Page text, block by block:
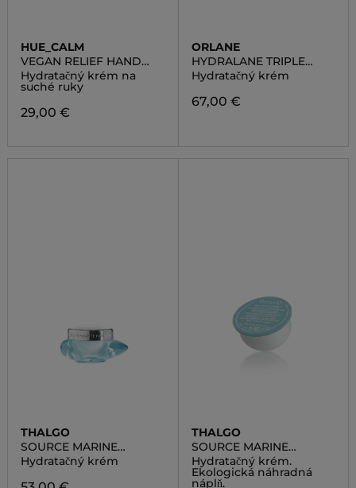
HUE_CALM
VEGAN RELIEF HAND
CREAM
Hydratačný krém na
suché ruky
29,00 €
ORLANE
HYDRALANE TRIPLE
ACTION
Hydratačný krém
67,00 €
THALGO
SOURCE MARINE
HYDRATING MELTING
CREAM
Hydratačný krém
THALGO
SOURCE MARINE
HYDRATING MELTING
CREAM REFILL
Hydratačný krém.
Ekologická náhradná
náplň.